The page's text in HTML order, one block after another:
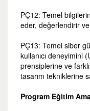
PÇ12: Temel
eder, değerlendirir
PÇ13: Temel siber
kullanıcı deneyimini
prensiplerine ve
tasarım tekniklerine
Program Eğitim